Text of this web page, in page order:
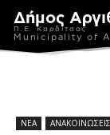
Δήμος
Π.Ε. Καρδίτσας
Municipality of
ΝΕΑ ΑΝΑΚΟΙΝΩΣΕΙΣ